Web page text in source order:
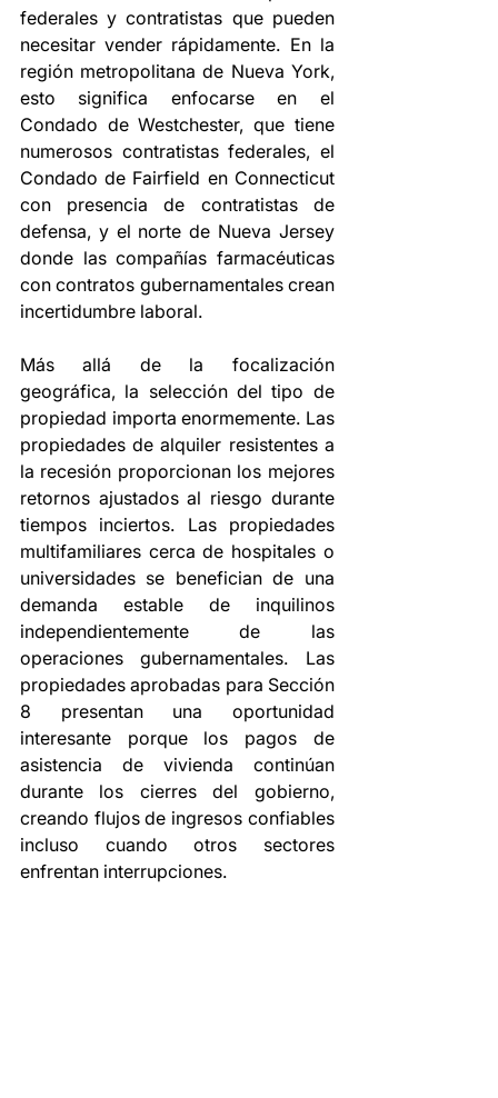
federales y contratistas que pueden
necesitar vender rápidamente. En la
región metropolitana de Nueva York,
esto significa enfocarse en el
Condado de Westchester, que tiene
numerosos contratistas federales, el
Condado de Fairfield en Connecticut
con presencia de contratistas de
defensa, y el norte de Nueva Jersey
donde las compañías farmacéuticas
con contratos gubernamentales crean
incertidumbre laboral.
Más allá de la focalización
geográfica, la selección del tipo de
propiedad importa enormemente. Las
propiedades de alquiler resistentes a
la recesión proporcionan los mejores
retornos ajustados al riesgo durante
tiempos inciertos. Las propiedades
multifamiliares cerca de hospitales o
universidades se benefician de una
demanda estable de inquilinos
independientemente de las
operaciones gubernamentales. Las
propiedades aprobadas para Sección
8 presentan una oportunidad
interesante porque los pagos de
asistencia de vivienda continúan
durante los cierres del gobierno,
creando flujos de ingresos confiables
incluso cuando otros sectores
enfrentan interrupciones.